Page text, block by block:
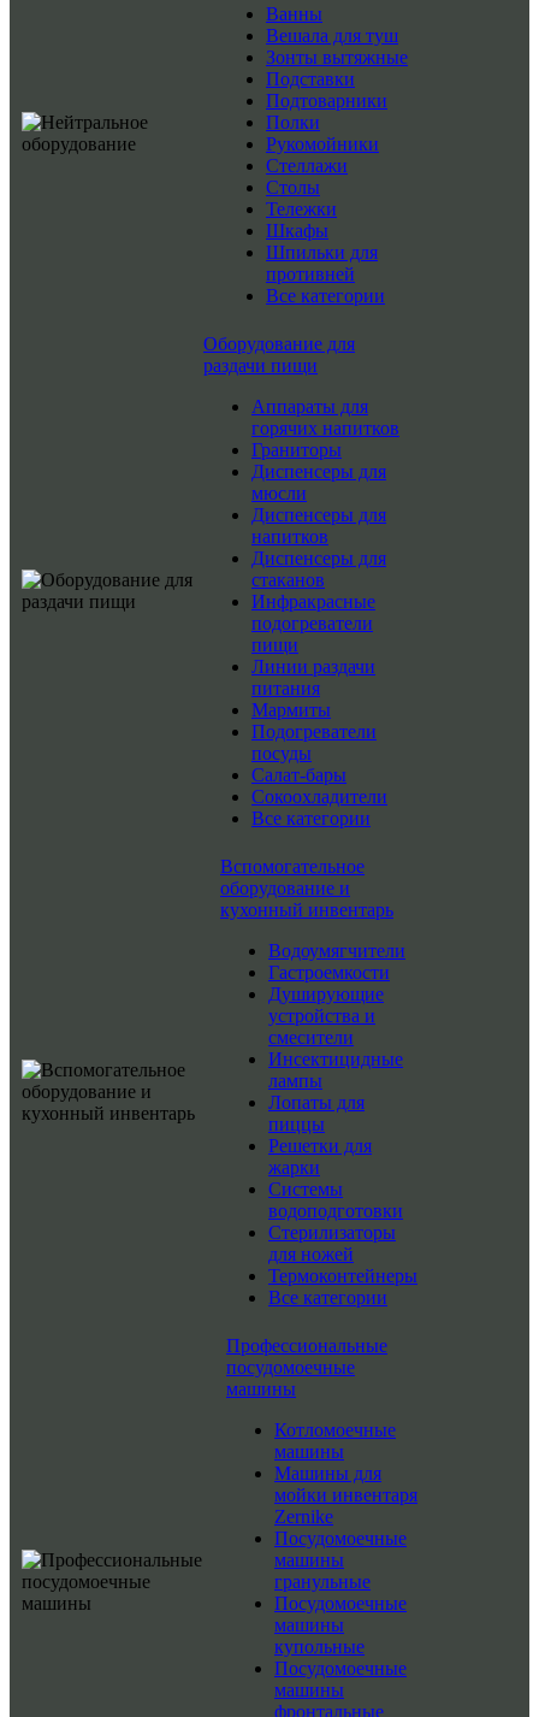
Ванны
Вешала для туш
Зонты вытяжные
Подставки
Подтоварники
Полки
Рукомойники
Стеллажи
Столы
Тележки
Шкафы
Шпильки для
противней
Все категории
Оборудование для
раздачи пищи
Аппараты для
горячих напитков
Граниторы
Диспенсеры для
мюсли
Диспенсеры для
напитков
Диспенсеры для
стаканов
Инфракрасные
подогреватели
пищи
Линии раздачи
питания
Мармиты
Подогреватели
посуды
Салат-бары
Сокоохладители
Все категории
Вспомогательное
оборудование и
кухонный инвентарь
Водоумягчители
Гастроемкости
Душирующие
устройства и
смесители
Инсектицидные
лампы
Лопаты для
пиццы
Решетки для
жарки
Системы
водоподготовки
Стерилизаторы
для ножей
Термоконтейнеры
Все категории
Профессиональные
посудомоечные
машины
Котломоечные
машины
Машины для
мойки инвентаря
Zernike
Посудомоечные
машины
гранульные
Посудомоечные
машины
купольные
Посудомоечные
машины
фронтальные